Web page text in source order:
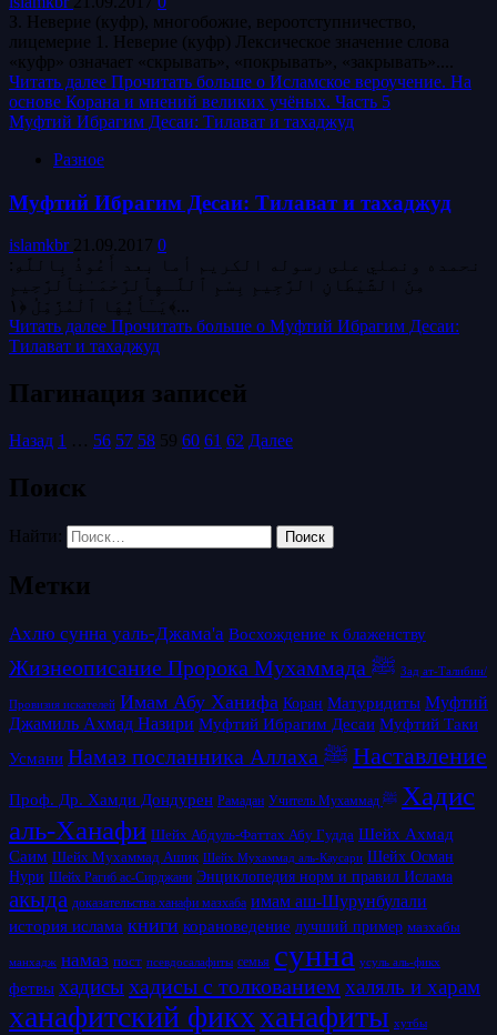
З. Неверие (куфр), многобожие, вероотступничество,
лицемерие 1. Неверие (куфр) Лексическое значение слова
«куфр» означает «скрывать», «покрывать», «закрывать»....
Читать далее Прочитать больше о Исламское вероучение. На
основе Корана и мнений великих учёных. Часть 5
Муфтий Ибрагим Десаи: Тилават и тахаджуд
Разное
Муфтий Ибрагим Десаи: Тилават и тахаджуд
islamkbr 21.09.2017 0
:نحمده ونصلي على رسوله الكريم أما بعد أَعُوذُ بِاللَّهِ
مِنَ الشَّيْطَانِ الرَّجِيمِ بِسْمِ ٱللَّـهِٱلرَّحْمَـٰنِٱلرَّحِيمِ
Читать далее Прочитать больше о Муфтий Ибрагим Десаи:
Тилават и тахаджуд
Пагинация записей
Назад 1 … 56 57 58 59 60 61 62 Далее
Поиск
Найти:
Метки
Ахлю сунна уаль-Джама'а Восхождение к блаженству
Жизнеописание Пророка Мухаммада ﷺ Зад ат-Талибин/
Провизия искателей Имам Абу Ханифа Коран Матуридиты Муфтий
Джамиль Ахмад Назири Муфтий Ибрагим Десаи Муфтий Таки
Усмани
Намаз посланника Аллаха ﷺ Наставление
Проф. Др. Хамди Дондурен Рамадан Учитель Мухаммад ﷺ Хадис
аль-Ханафи Шейх Абдуль-Фаттах Абу Гудда Шейх Ахмад
Саим Шейх Мухаммад Ашик Шейх Мухаммад аль-Каусари Шейх Осман
Нури Шейх Рагиб ас-Сирджани Энциклопедия норм и правил Ислама
акыда доказательства ханафи мазхаба имам аш-Шурунбулали
история ислама книги корановедение лучший пример мазхабы
манхадж намаз пост псевдосалафиты семья сунна усуль аль-фикх
фетвы хадисыхадисы с толкованием халяль и харам
ханафитский фикхханафиты хутбы